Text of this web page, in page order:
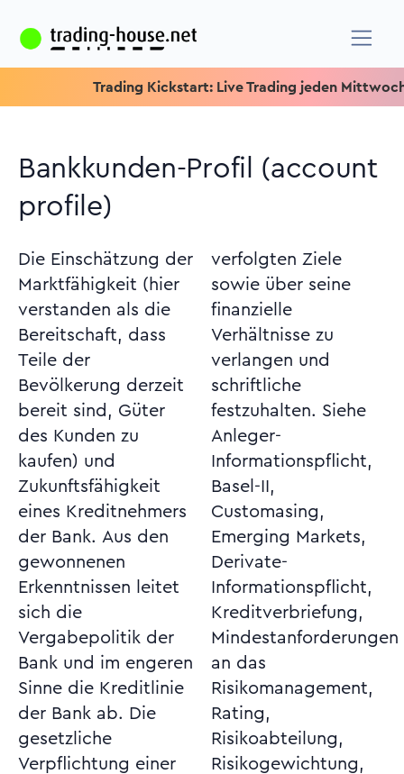
Trading Kickstart: Live Trading jeden Mittwoch um
Bankkunden-Profil (account
profile)
Die Einschätzung der
Marktfähigkeit (hier
verstanden als die
Bereitschaft, dass
Teile der
Bevölkerung derzeit
bereit sind, Güter
des Kunden zu
kaufen) und
Zukunftsfähigkeit
eines Kreditnehmers
der Bank. Aus den
gewonnenen
Erkenntnissen leitet
sich die
Vergabepolitik der
Bank und im engeren
Sinne die Kreditlinie
der Bank ab. Die
gesetzliche
Verpflichtung einer
verfolgten Ziele
sowie über seine
finanzielle
Verhältnisse zu
verlangen und
schriftliche
festzuhalten. Siehe
Anleger-
Informationspflicht,
Basel-II,
Customasing,
Emerging Markets,
Derivate-
Informationspflicht,
Kreditverbriefung,
Mindestanforderungen
an das
Risikomanagement,
Rating,
Risikoabteilung,
Risikogewichtung,